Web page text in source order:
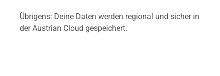
Übrigens: Deine Daten werden regional und sicher in
der Austrian Cloud gespeichert.